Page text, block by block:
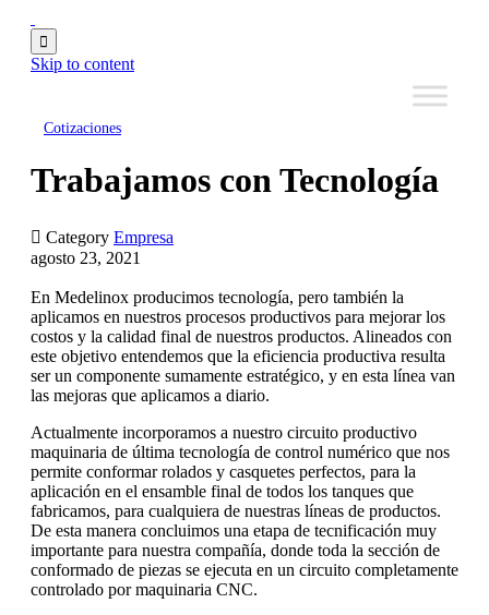

Skip to content
Cotizaciones
Trabajamos con Tecnología
 Category Empresa
agosto 23, 2021
En Medelinox producimos tecnología, pero también la
aplicamos en nuestros procesos productivos para mejorar los
costos y la calidad final de nuestros productos. Alineados con
este objetivo entendemos que la eficiencia productiva resulta
ser un componente sumamente estratégico, y en esta línea van
las mejoras que aplicamos a diario.
Actualmente incorporamos a nuestro circuito productivo
maquinaria de última tecnología de control numérico que nos
permite conformar rolados y casquetes perfectos, para la
aplicación en el ensamble final de todos los tanques que
fabricamos, para cualquiera de nuestras líneas de productos.
De esta manera concluimos una etapa de tecnificación muy
importante para nuestra compañía, donde toda la sección de
conformado de piezas se ejecuta en un circuito completamente
controlado por maquinaria CNC.